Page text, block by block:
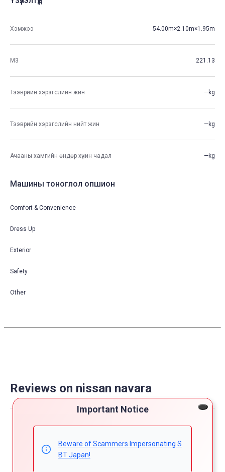
Important Notice
Beware of Scammers Impersonating S
BT Japan!
Хэмжээ 54.00m×2.10m×1.95m
М3 221.13
Тээврийн хэрэгслийн жин —kg
Тээврийн хэрэгслийн нийт жин —kg
Ачааны хамгийн өндөр хүчин чадал —kg
Машины тоноглол опшион
Comfort & Convenience
Dress Up
Exterior
Safety
Other
Reviews on nissan navara
4.7
5